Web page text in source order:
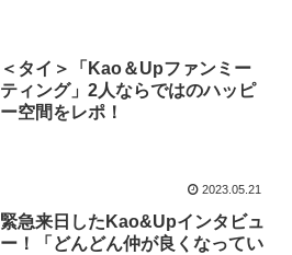
＜タイ＞「Kao＆Upファンミー
ティング」2人ならではのハッピ
ー空間をレポ！
2023.05.21
緊急来日したKao&Upインタビュ
ー！「どんどん仲が良くなってい